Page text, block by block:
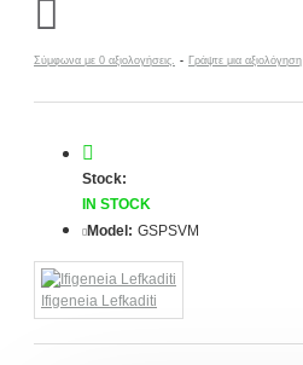
Σύμφωνα με 0 αξιολογήσεις. - Γράψτε μια αξιολόγηση
Stock:
IN STOCK
Model: GSPSVM
Ifigeneia Lefkaditi